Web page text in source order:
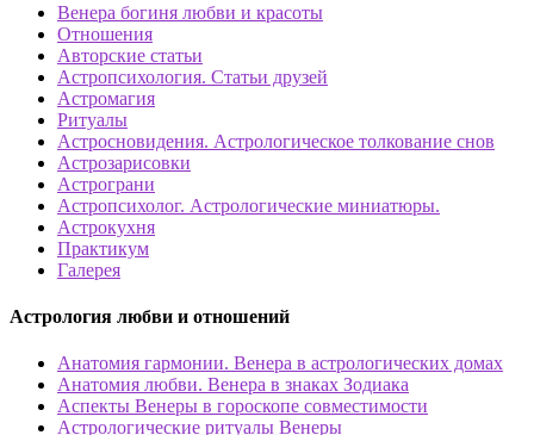
Венера богиня любви и красоты
Отношения
Авторские статьи
Астропсихология. Статьи друзей
Астромагия
Ритуалы
Астросновидения. Астрологическое толкование снов
Астрозарисовки
Астрограни
Астропсихолог. Астрологические миниатюры.
Астрокухня
Практикум
Галерея
Астрология любви и отношений
Анатомия гармонии. Венера в астрологических домах
Анатомия любви. Венера в знаках Зодиака
Аспекты Венеры в гороскопе совместимости
Астрологические ритуалы Венеры